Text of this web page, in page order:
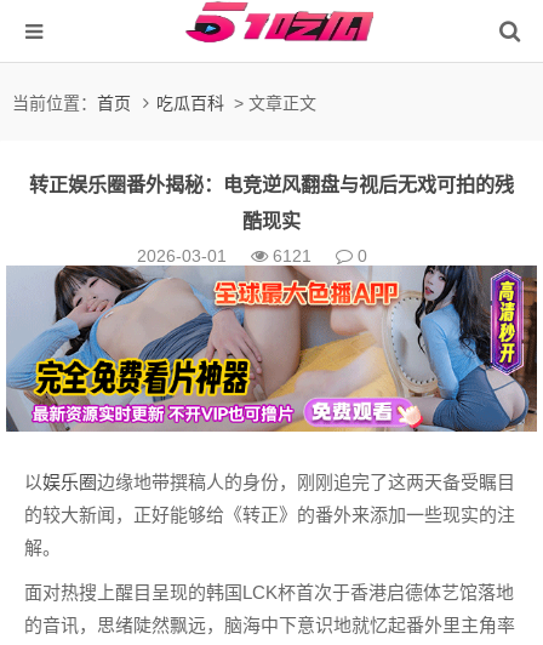
当前位置： 首页 吃瓜百科 > 文章正文
转正娱乐圈番外揭秘：电竞逆风翻盘与视后无戏可拍的残
酷现实
2026-03-01 6121 0
以娱乐圈边缘地带撰稿人的身份，刚刚追完了这两天备受瞩目
的较大新闻，正好能够给《转正》的番外来添加一些现实的注
解。
面对热搜上醒目呈现的韩国LCK杯首次于香港启德体艺馆落地
的音讯，思绪陡然飘远，脑海中下意识地就忆起番外里主角率